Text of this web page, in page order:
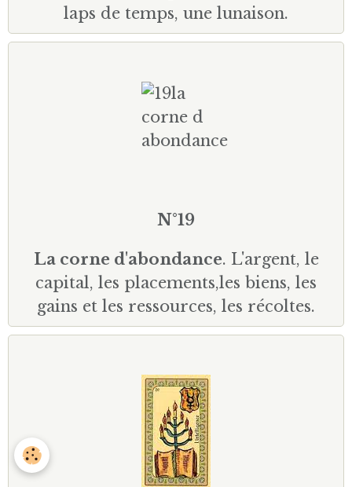
laps de temps, une lunaison.
N°19
La corne d'abondance. L'argent, le
capital, les placements,les biens, les
gains et les ressources, les récoltes.